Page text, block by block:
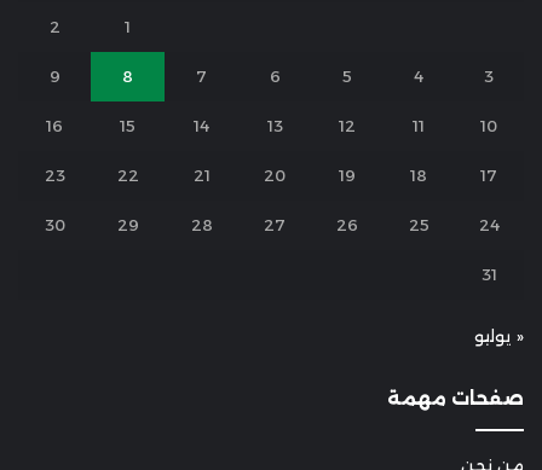
1
2
3
4
5
6
7
8
9
10
11
12
13
14
15
16
17
18
19
20
21
22
23
24
25
26
27
28
29
30
31
« يوليو
صفحات مهمة
من نحن